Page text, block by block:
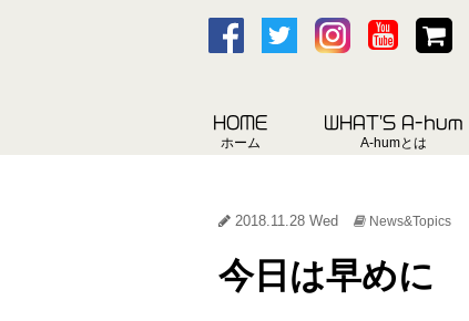
HOME
ホーム
WHAT'S A-hum
A-humとは
2018.11.28 Wed News&Topics
今日は早めに